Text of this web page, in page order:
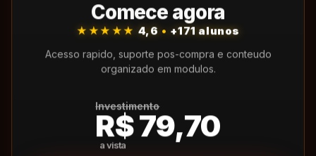
Comece agora
★★★★★ 4,6 • +171 alunos
Acesso rapido, suporte pos-compra e conteudo
organizado em modulos.
Investimento
R$ 79,70